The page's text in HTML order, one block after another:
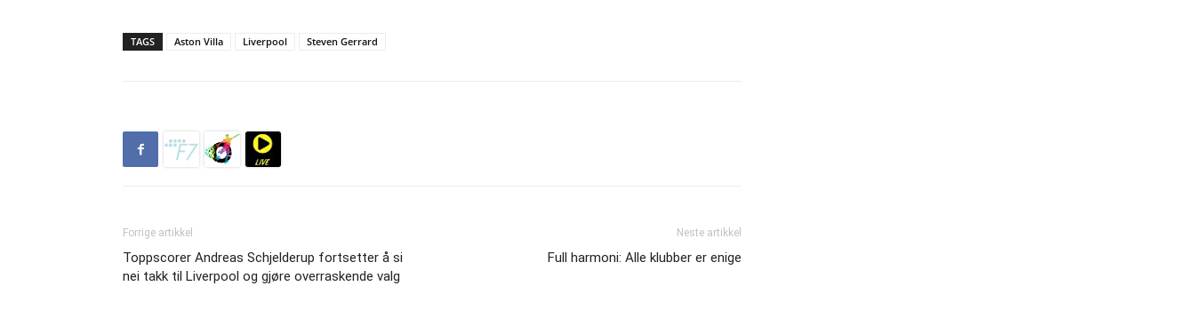
TAGS Aston Villa Liverpool Steven Gerrard
Forrige artikkel
Toppscorer Andreas Schjelderup fortsetter å si
nei takk til Liverpool og gjøre overraskende valg
Neste artikkel
Full harmoni: Alle klubber er enige